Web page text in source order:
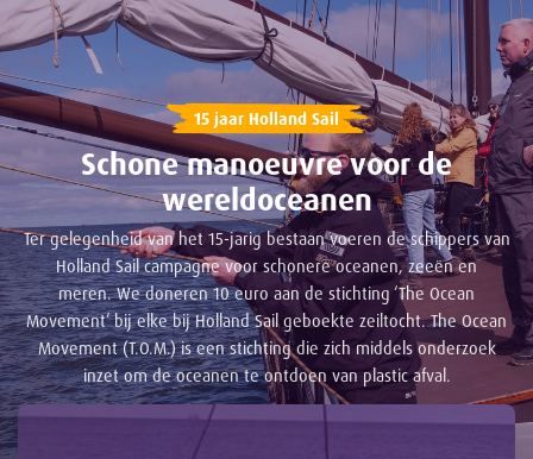
15 jaar Holland Sail
Schone manoeuvre voor de
wereldoceanen
Ter gelegenheid van het 15-jarig bestaan voeren de schippers van
Holland Sail campagne voor schonere oceanen, zeeën en
meren. We doneren 10 euro aan de stichting ‘The Ocean
Movement’ bij elke bij Holland Sail geboekte zeiltocht. The Ocean
Movement (T.O.M.) is een stichting die zich middels onderzoek
inzet om de oceanen te ontdoen van plastic afval.